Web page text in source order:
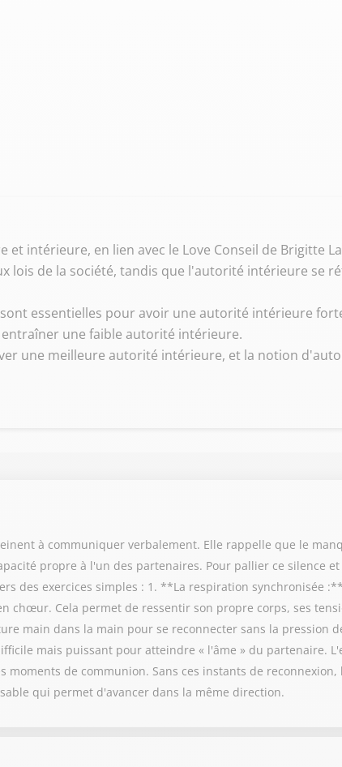
intérieure, en lien avec le Love Conseil de Brigitte
lois de la société, tandis que l'autorité intérieure se
essentielles pour avoir une autorité intérieure
une faible autorité intérieure.
une meilleure autorité intérieure, et la notion
à communiquer verbalement. Elle rappelle que le
propre à l'un des partenaires. Pour pallier ce silence
des exercices simples : 1. **La respiration synchronisée
Cela permet de ressentir son propre corps, ses
main dans la main pour se reconnecter sans la pression
mais puissant pour atteindre « l'âme » du partenaire.
de communion. Sans ces instants de
qui permet d'avancer dans la même direction.